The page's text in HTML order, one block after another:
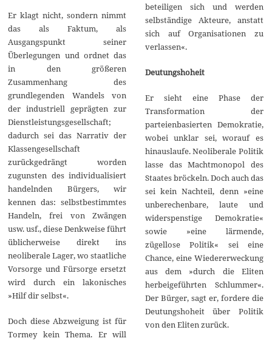
Er klagt nicht, sondern nimmt
das als Faktum, als
Ausgangspunkt seiner
Überlegungen und ordnet das
in den größeren
Zusammenhang des
grundlegenden Wandels von
der industriell geprägten zur
Dienstleistungsgesellschaft;
dadurch sei das Narrativ der
Klassengesellschaft
zurückgedrängt worden
zugunsten des individualisiert
handelnden Bürgers, wir
kennen das: selbstbestimmtes
Handeln, frei von Zwängen
usw. usf., diese Denkweise führt
üblicherweise direkt ins
neoliberale Lager, wo staatliche
Vorsorge und Fürsorge ersetzt
wird durch ein lakonisches
»Hilf dir selbst«.
Doch diese Abzweigung ist für
Tormey kein Thema. Er will
beteiligen sich und werden
selbständige Akteure, anstatt
sich auf Organisationen zu
verlassen«.
Deutungshoheit
Er sieht eine Phase der
Transformation der
parteienbasierten Demokratie,
wobei unklar sei, worauf es
hinauslaufe. Neoliberale Politik
lasse das Machtmonopol des
Staates bröckeln. Doch auch das
sei kein Nachteil, denn »eine
unberechenbare, laute und
widerspenstige Demokratie«
sowie »eine lärmende,
zügellose Politik« sei eine
Chance, eine Wiedererweckung
aus dem »durch die Eliten
herbeigeführten Schlummer«.
Der Bürger, sagt er, fordere die
Deutungshoheit über Politik
von den Eliten zurück.